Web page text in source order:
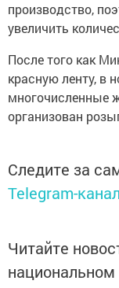
производство,
увеличить
После того как
красную ленту, в
многочисленные
организован
Следите за
Telegram-
Читайте